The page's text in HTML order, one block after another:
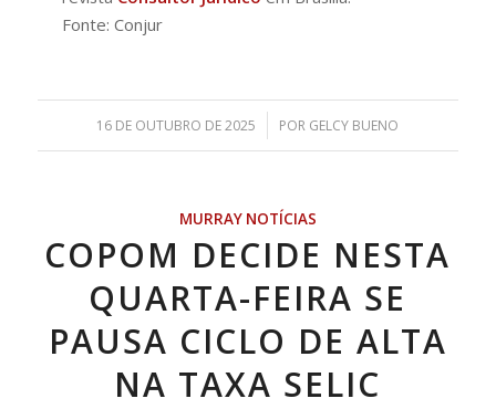
Fonte: Conjur
16 DE OUTUBRO DE 2025
/ POR GELCY BUENO
MURRAY NOTÍCIAS
COPOM DECIDE NESTA
QUARTA-FEIRA SE
PAUSA CICLO DE ALTA
NA TAXA SELIC